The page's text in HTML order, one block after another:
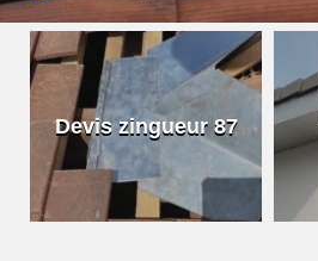
Devis zingueur 87